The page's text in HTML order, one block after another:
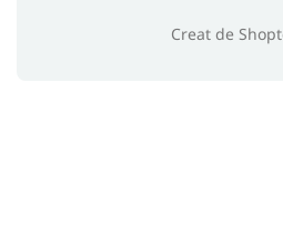
Creat de